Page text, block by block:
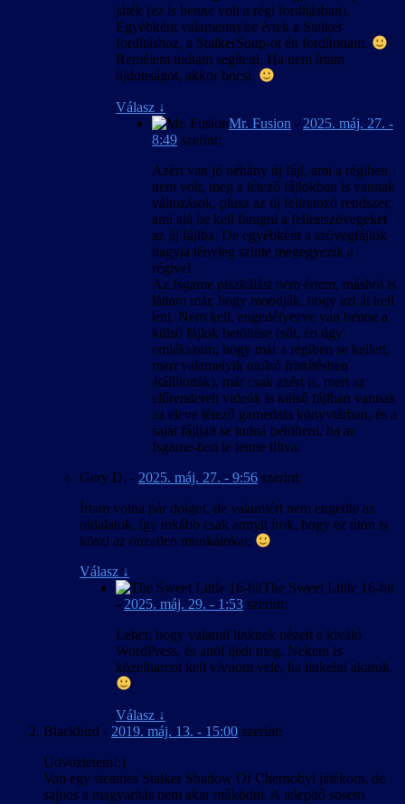
szövegkészlet csak úgy lesz egységes, ha új
játékot indítunk, és nem váltunk nyelvet
közben.
játék (ez is benne volt a régi fordításban).
Egyébként valamennyire értek a Stalker
fordításhoz, a StalkerSoup-ot én fordítottam.
Remélem tudtam segíteni. Ha nem írtam
újdonságot, akkor bocsi.
Válasz ↓
Mr. Fusion - 2025. máj. 27. -
8:49 szerint:
Azért van jó néhány új fájl, ami a régiben
nem volt, meg a létező fájlokban is vannak
változások, plusz az új feliratozó rendszer,
ami alá be kell faragni a feliratszövegeket
az új fájlba. De egyébként a szövegfájlok
nagyja tényleg szinte megegyezik a
régivel.
Az fsgame piszkálást nem értem, máshol is
láttam már, hogy mondják, hogy azt át kell
írni. Nem kell, engedélyezve van benne a
külső fájlok betöltése (sőt, én úgy
emlékszem, hogy már a régiben se kellett,
mert valamelyik utolsó frissítésben
átállították), már csak azért is, mert az
előrenderelt videók is külső fájlban vannak
az eleve létező gamedata könyvtárban, és a
saját fájljait se tudná betölteni, ha az
fsgame-ben le lenne tiltva.
Gery D. - 2025. máj. 27. - 9:56 szerint:
Írtam volna pár dolgot, de valamiért nem engedte az
oldalatok, így inkább csak annyit írok, hogy ez úton is
köszi az önzetlen munkátokat.
Válasz ↓
The Sweet Little 16-bit
- 2025. máj. 29. - 1:53 szerint:
Lehet, hogy valamit linknek nézett a kiváló
WordPress, és attól ijedt meg. Nekem is
közelharcot kell vívnom vele, ha linkelni akarok.
Válasz ↓
Blackbird - 2019. máj. 13. - 15:00 szerint:
Üdvözletem!:)
Van egy steames Stalker Shadow Of Chernobyl játékom, de
sajnos a magyarítás nem akar működni. A telepítő sosem